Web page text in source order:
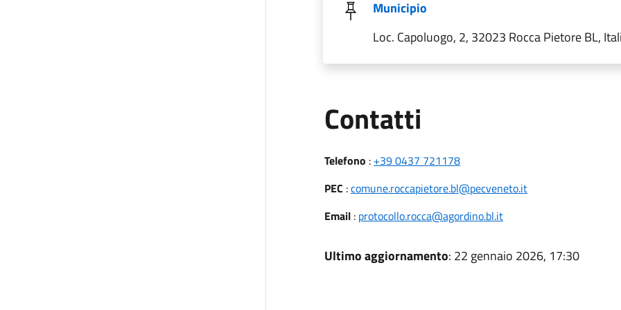
Municipio
Loc. Capoluogo, 2, 32023 Rocca Pietore BL,
Contatti
Telefono : +39 0437 721178
PEC :comune.roccapietore.bl@pecveneto.it
Email: protocollo.rocca@agordino.bl.it
Ultimo aggiornamento: 22 gennaio 2026, 17:30